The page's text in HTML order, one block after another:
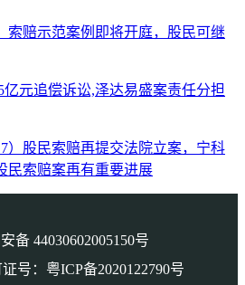
索赔示范案例即将开庭，股民可继
亿元追偿诉讼,泽达易盛案责任分担
）股民索赔再提交法院立案，宁科
民索赔案再有重要进展
备 44030602005150号
号：粤ICP备2020122790号